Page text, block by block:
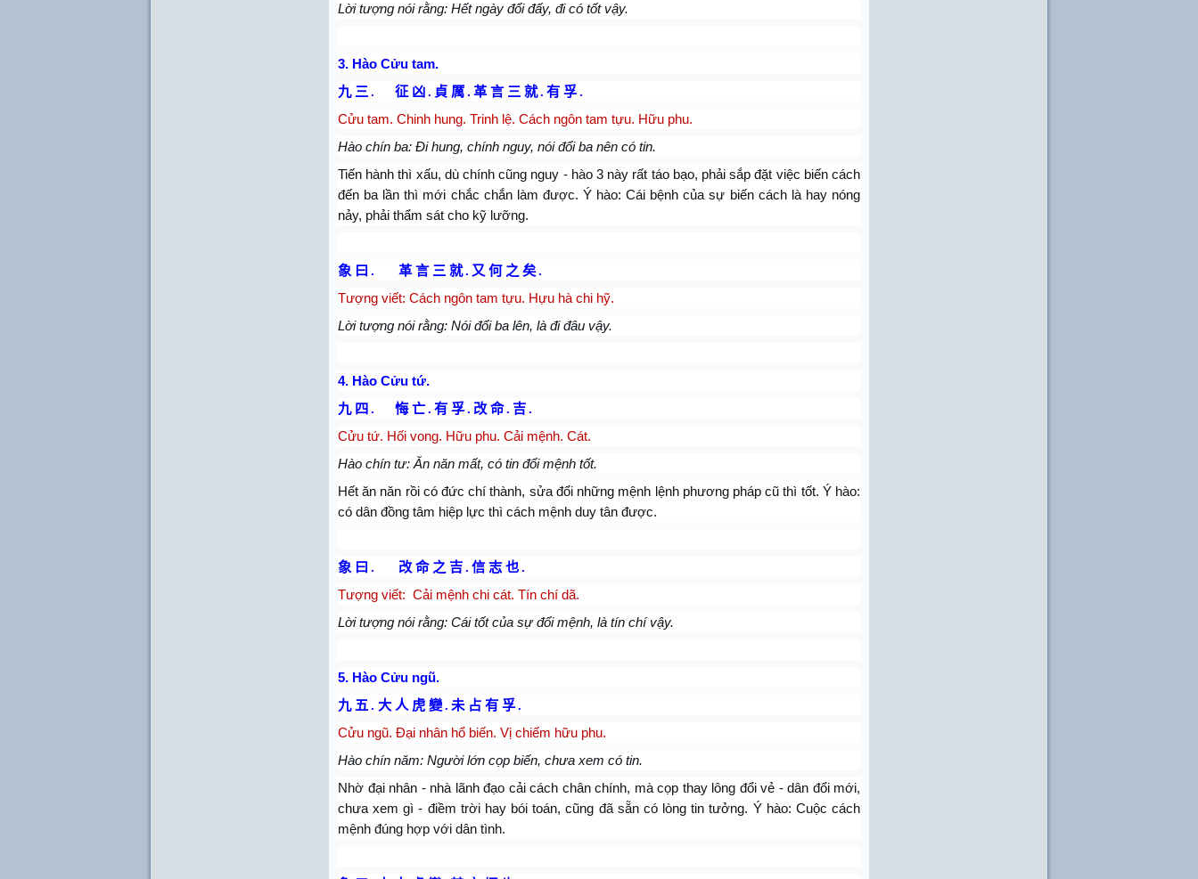
Lời tượng nói rằng: Hết ngày đổi đấy, đi có tốt vậy.
3. Hào Cửu tam.
九 三 . 征 凶. 貞 厲. 革 言 三 就. 有 孚.
Cửu tam. Chinh hung. Trinh lệ. Cách ngôn tam tựu. Hữu phu.
Hào chín ba: Đi hung, chính nguy, nói đổi ba nên có tin.
Tiến hành thì xấu, dù chính cũng nguy - hào 3 này rất táo bạo, phải sắp đặt việc biến cách
đến ba lần thì mới chắc chắn làm được. Ý hào: Cái bệnh của sự biến cách là hay nóng
nảy, phải thẩm sát cho kỹ lưỡng.
象 曰 . 革 言 三 就. 又 何 之 矣.
Tượng viết: Cách ngôn tam tựu. Hựu hà chi hỹ.
Lời tượng nói rằng: Nói đổi ba lên, là đi đâu vậy.
4. Hào Cửu tứ.
九 四. 悔 亡. 有 孚. 改 命. 吉.
Cửu tứ. Hối vong. Hữu phu. Cải mệnh. Cát.
Hào chín tư: Ăn năn mất, có tin đổi mệnh tốt.
Hết ăn năn rồi có đức chí thành, sửa đổi những mệnh lệnh phương pháp cũ thì tốt. Ý hào:
có dân đồng tâm hiệp lực thì cách mệnh duy tân được.
象 曰 . 改 命 之 吉. 信 志 也.
Tượng viết: Cải mệnh chi cát. Tín chí dã.
Lời tượng nói rằng: Cái tốt của sự đổi mệnh, là tín chí vậy.
5. Hào Cửu ngũ.
九 五 . 大 人 虎 變. 未 占 有 孚.
Cửu ngũ. Đại nhân hổ biến. Vị chiếm hữu phu.
Hào chín năm: Người lớn cọp biến, chưa xem có tin.
Nhờ đại nhân - nhà lãnh đạo cải cách chân chính, mà cọp thay lông đổi vẻ - dân đổi mới,
chưa xem gì - điềm trời hay bói toán, cũng đã sẵn có lòng tin tưởng. Ý hào: Cuộc cách
mệnh đúng hợp với dân tình.